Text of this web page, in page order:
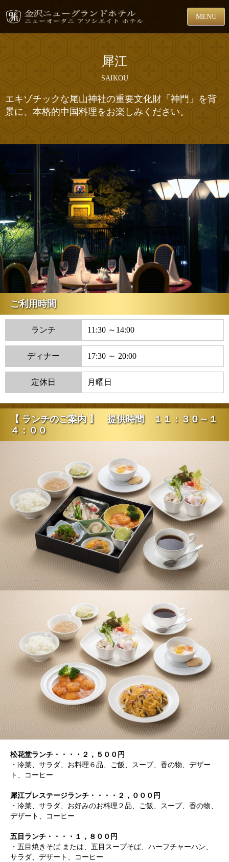
MENU
犀江
SAIKOU
エキゾチックな尾山神社の重要文化財「神門」を背
景に、本格的中国料理をお楽しみください。
ご利用時間
ランチ 11:30 ～14:00
ディナー 17:30 ～ 20:00
定休日 月曜日
【 ランチのご案内 】 提供時間 １１：３０～１
４：００
松花堂ランチ・・・・２，５００円
・冷菜、サラダ、お料理６品、ご飯、スープ、香の物、デザー
ト、コーヒー
犀江プレステージランチ・・・・２，０００円
・冷菜、サラダ、お好みのお料理２品、ご飯、スープ、香の物、
デザート、コーヒー
五目ランチ・・・・１，８００円
・五目焼きそば または、五目スープそば、ハーフチャーハン、
サラダ、デザート、コーヒー